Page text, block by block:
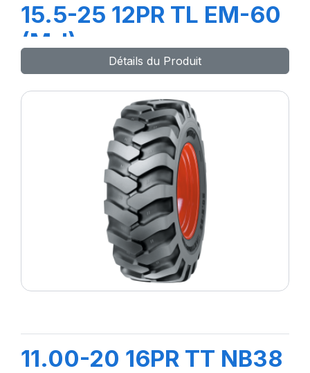
15.5-25 12PR TL EM-60
(M-I)
Détails du Produit
11.00-20 16PR TT NB38